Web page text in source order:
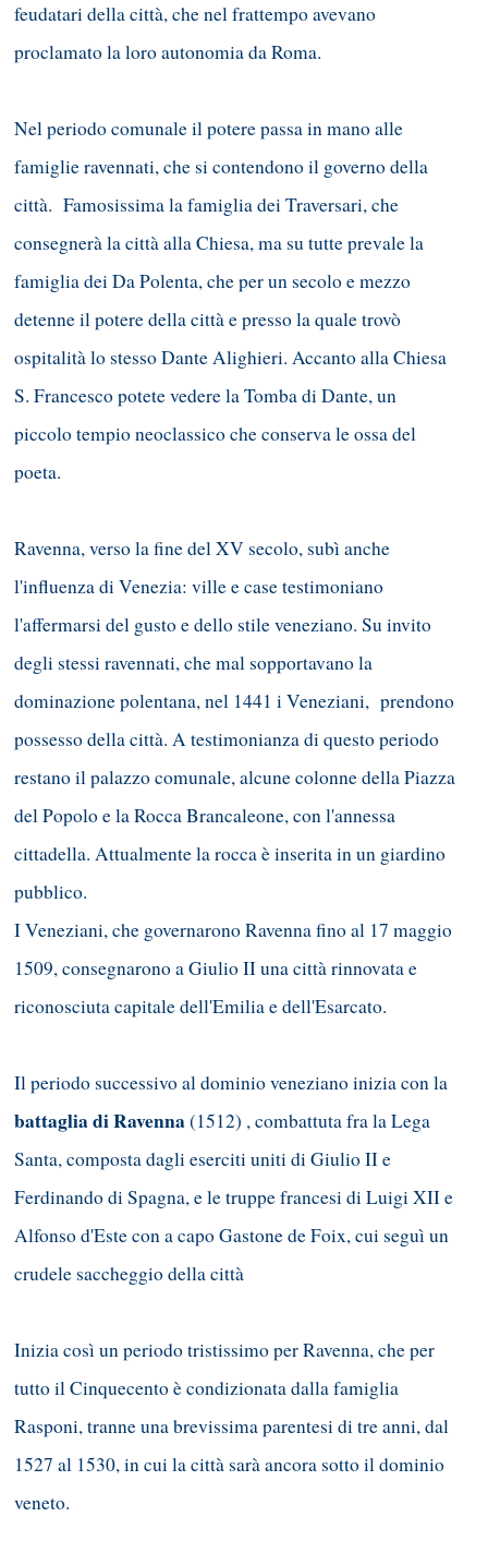
feudatari della città, che nel frattempo avevano
proclamato la loro autonomia da Roma.
Nel periodo comunale il potere passa in mano alle
famiglie ravennati, che si contendono il governo della
città. Famosissima la famiglia dei Traversari, che
consegnerà la città alla Chiesa, ma su tutte prevale la
famiglia dei Da Polenta, che per un secolo e mezzo
detenne il potere della città e presso la quale trovò
ospitalità lo stesso Dante Alighieri. Accanto alla Chiesa
S. Francesco potete vedere la Tomba di Dante, un
piccolo tempio neoclassico che conserva le ossa del
poeta.
Ravenna, verso la fine del XV secolo, subì anche
l'influenza di Venezia: ville e case testimoniano
l'affermarsi del gusto e dello stile veneziano. Su invito
degli stessi ravennati, che mal sopportavano la
dominazione polentana, nel 1441 i Veneziani, prendono
possesso della città. A testimonianza di questo periodo
restano il palazzo comunale, alcune colonne della Piazza
del Popolo e la Rocca Brancaleone, con l'annessa
cittadella. Attualmente la rocca è inserita in un giardino
pubblico.
I Veneziani, che governarono Ravenna fino al 17 maggio
1509, consegnarono a Giulio II una città rinnovata e
riconosciuta capitale dell'Emilia e dell'Esarcato.
Il periodo successivo al dominio veneziano inizia con la
battaglia di Ravenna(1512) , combattuta fra la Lega
Santa, composta dagli eserciti uniti di Giulio II e
Ferdinando di Spagna, e le truppe francesi di Luigi XII e
Alfonso d'Este con a capo Gastone de Foix, cui seguì un
crudele saccheggio della città
Inizia così un periodo tristissimo per Ravenna, che per
tutto il Cinquecento è condizionata dalla famiglia
Rasponi, tranne una brevissima parentesi di tre anni, dal
1527 al 1530, in cui la città sarà ancora sotto il dominio
veneto.